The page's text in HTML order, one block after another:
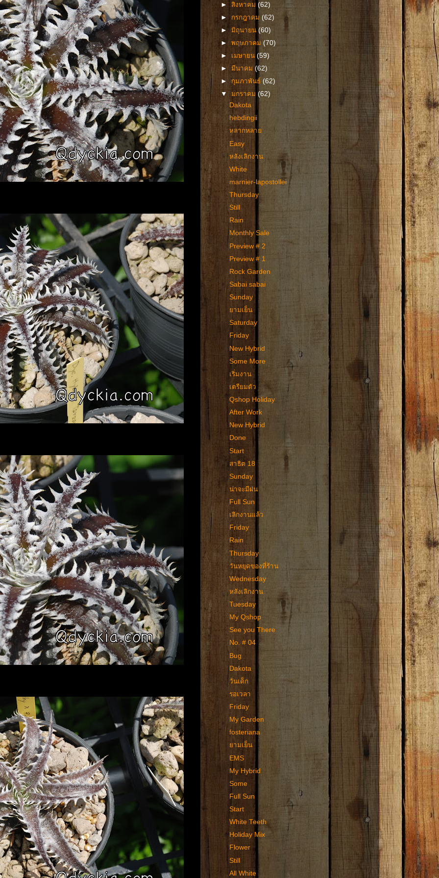
►สิงหาคม(62)
► กรกฎาคม(62)
►มิถุนายน(60)
►พฤษภาคม(70)
► เมษายน(59)
►มีนาคม(62)
►กุมภาพันธ์(62)
▼มกราคม(62)
Dakota
hebdingii
หลากหลาย
Easy
หลังเลิกงาน
White
marnier-lapostollei
Thursday
Still
Rain
Monthly Sale
Preview # 2
Preview # 1
Rock Garden
Sabai sabai
Sunday
ยามเย็น
Saturday
Friday
New Hybrid
Some More
เริ่มงาน
เตรียมตัว
Qshop Holiday
After Work
New Hybrid
Done
Start
สาธิต 18
Sunday
น่าจะมีฝน
Full Sun
เลิกงานแล้ว
Friday
Rain
Thursday
วันหยุดของที่ร้าน
Wednesday
หลังเลิกงาน
Tuesday
My Qshop
See you There
No. # 04
Bug
Dakota
วันเด็ก
รอเวลา
Friday
My Garden
fosteriana
ยามเย็น
EMS
My Hybrid
Some
Full Sun
Start
White Teeth
Holiday Mix
Flower
Still
All White